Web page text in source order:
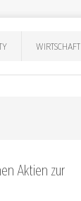
WIRTSCHAFT
Aktien zur